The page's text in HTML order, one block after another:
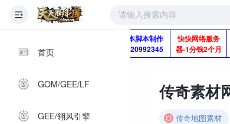
首页
GOM/GEE/LF
GEE/翎风引擎
版本脚本制作
Q920992345
快快网络服务
器-1分钱2个月
传奇素材
传奇地图素材